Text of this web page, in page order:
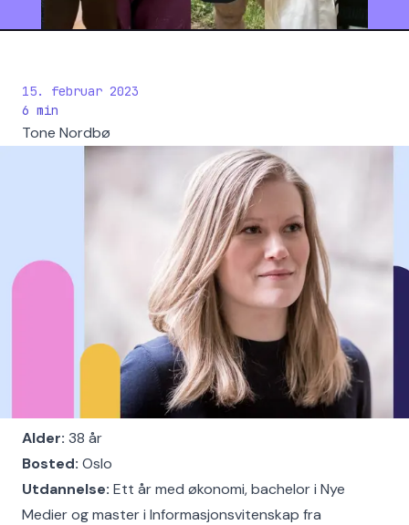
15. februar 2023
6 min
Tone Nordbø
Alder: 38 år
Bosted: Oslo
Utdannelse: Ett år med økonomi, bachelor i Nye
Medier og master i Informasjonsvitenskap fra